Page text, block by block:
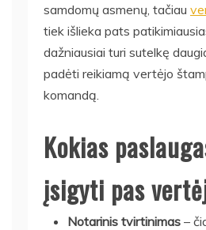
samdomų asmenų, tačiau
tiek išlieka pats
dažniausiai turi sutelkę
padėti reikiamą vertėjo
komandą.
Kokias
įsigyti pas
Notarinis tvirtinimas –